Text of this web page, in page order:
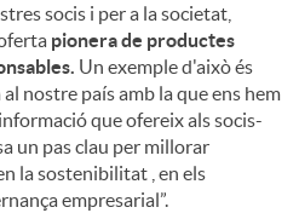
socis i per a la societat,
pionera de productes
Un exemple d'això és
nostre país amb la que ens hem
que ofereix als socis-
un pas clau per millorar
la sostenibilitat , en els
empresarial”.